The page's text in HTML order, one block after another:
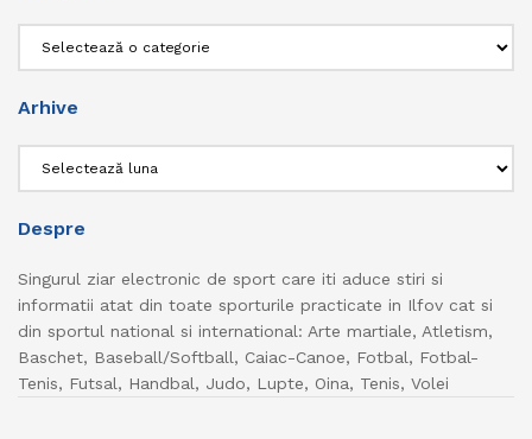
Arhive
Despre
Singurul ziar electronic de sport care iti aduce stiri si
informatii atat din toate sporturile practicate in Ilfov cat si
din sportul national si international: Arte martiale, Atletism,
Baschet, Baseball/Softball, Caiac-Canoe, Fotbal, Fotbal-
Tenis, Futsal, Handbal, Judo, Lupte, Oina, Tenis, Volei